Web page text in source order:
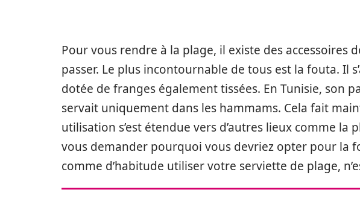
Pour vous rendre à la plage, il existe des accessoires
passer. Le plus incontournable de tous est la fouta. Il
dotée de franges également tissées. En Tunisie, son
servait uniquement dans les hammams. Cela fait
utilisation s’est étendue vers d’autres lieux comme la
vous demander pourquoi vous devriez opter pour la
comme d’habitude utiliser votre serviette de plage,